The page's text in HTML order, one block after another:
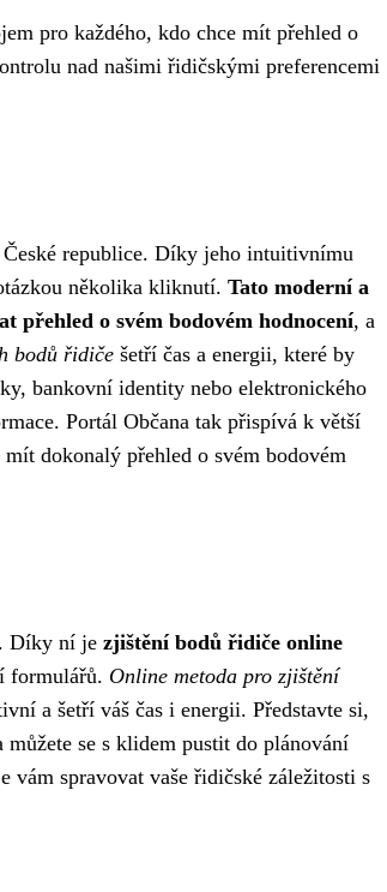
pro každého, kdo chce mít přehled o
nad našimi řidičskými preferencemi
České republice. Díky jeho intuitivnímu
několika kliknutí. Tato moderní a
přehled o svém bodovém hodnocení, a
bodů řidiče šetří čas a energii, které by
bankovní identity nebo elektronického
Portál Občana tak přispívá k větší
dokonalý přehled o svém bodovém
Díky ní je zjištění bodů řidiče online
formulářů. Online metoda pro zjištění
a šetří váš čas i energii. Představte si,
se s klidem pustit do plánování
vám spravovat vaše řidičské záležitosti s